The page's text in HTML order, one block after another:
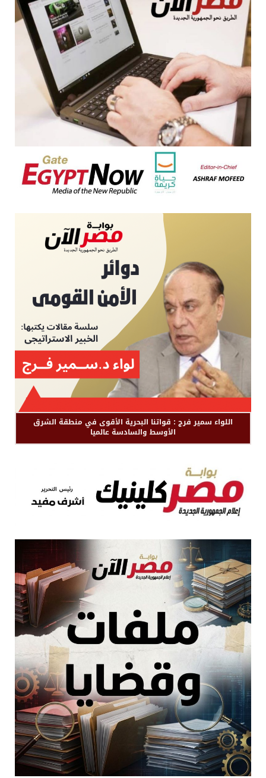
اللواء سمير فرج : قواتنا البحرية الأقوى في منطقة الشرق
الأوسط والسادسة عالميا